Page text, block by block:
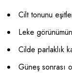
Cilt tonunu
Leke
Cilde parlaklık
Güneş sonrası